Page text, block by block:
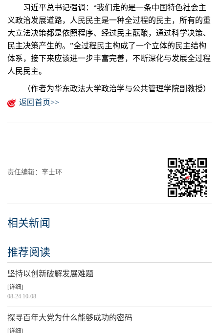
习近平总书记强调：“我们走的是一条中国特色社会主
义政治发展道路，人民民主是一种全过程的民主，所有的重
大立法决策都是依照程序、经过民主酝酿，通过科学决策、
民主决策产生的。”全过程民主构成了一个立体的民主结构
体系，接下来应该进一步丰富完善，不断深化与发展全过程
人民民主。
（作者为华东政法大学政治学与公共管理学院副教授）
返回首页>>
责任编辑：李士环
相关新闻
推荐阅读
坚持以创新破解发展难题
[详细]
08-24 10-08
探寻百年大党为什么能够成功的密码
[详细]